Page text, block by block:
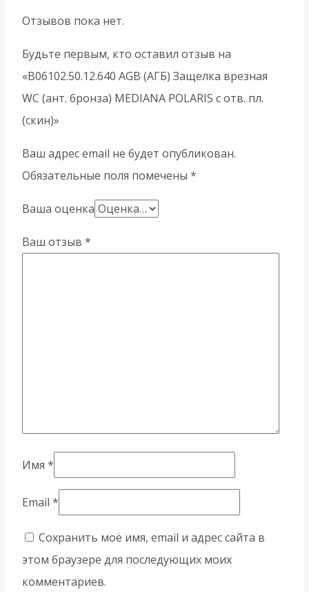
Отзывов пока нет.
Будьте первым, кто оставил отзыв на
«B06102.50.12.640 AGB (АГБ) Защелка врезная
WC (ант. бронза) MEDIANA POLARIS с отв. пл.
(скин)»
Ваш адрес email не будет опубликован.
Обязательные поля помечены *
Ваша оценка
Ваш отзыв *
Имя *
Email *
Сохранить моё имя, email и адрес сайта в
этом браузере для последующих моих
комментариев.